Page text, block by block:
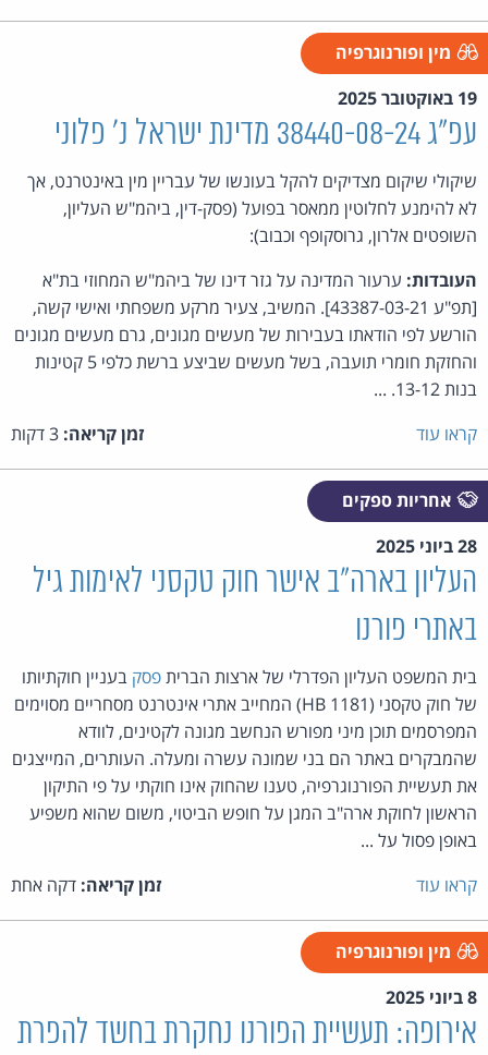
מין ופורנוגרפיה
19 באוקטובר 2025
עפ"ג 38440-08-24 מדינת ישראל נ' פלוני
שיקולי שיקום מצדיקים להקל בעונשו של עבריין מין באינטרנט, אך
לא להימנע לחלוטין ממאסר בפועל (פסק-דין, ביהמ"ש העליון,
השופטים אלרון, גרוסקופף וכבוב):
העובדות: ערעור המדינה על גזר דינו של ביהמ"ש המחוזי בת"א
[תפ"ע 43387-03-21]. המשיב, צעיר מרקע משפחתי ואישי קשה,
הורשע לפי הודאתו בעבירות של מעשים מגונים, גרם מעשים מגונים
והחזקת חומרי תועבה, בשל מעשים שביצע ברשת כלפי 5 קטינות
בנות 13-12. ...
קראו עוד
זמן קריאה:
אחריות ספקים
28 ביוני 2025
העליון בארה"ב אישר חוק טקסני לאימות גיל
באתרי פורנו
בית המשפט העליון הפדרלי של ארצות הבריתפסק בעניין חוקתיותו
של חוק טקסני (HB 1181) המחייב אתרי אינטרנט מסחריים מסוימים
המפרסמים תוכן מיני מפורש הנחשב מגונה לקטינים, לוודא
שהמבקרים באתר הם בני שמונה עשרה ומעלה. העותרים, המייצגים
את תעשיית הפורנוגרפיה, טענו שהחוק אינו חוקתי על פי התיקון
הראשון לחוקת ארה"ב המגן על חופש הביטוי, משום שהוא משפיע
באופן פסול על ...
קראו עוד
זמן קריאה: דקה אחת
מין ופורנוגרפיה
8 ביוני 2025
אירופה: תעשיית הפורנו נחקרת בחשד להפרת